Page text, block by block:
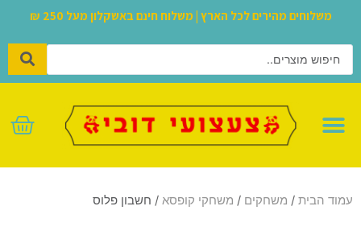
משלוחים מהירים לכל הארץ | משלוח חינם באשקלון מעל 250 ₪
עמוד הבית / משחקים / משחקי קופסא / חשבון פלוס